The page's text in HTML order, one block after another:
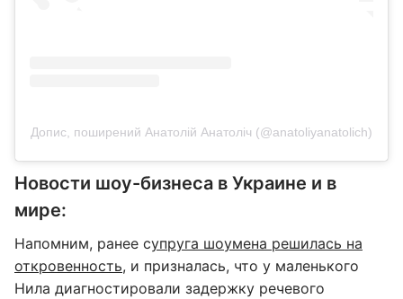
Допис, поширений Анатолій Анатоліч (@anatoliyanatolich)
Новости шоу-бизнеса в Украине и в
мире:
Напомним, ранее супруга шоумена решилась на
откровенность, и призналась, что у маленького
Нила диагностировали задержку речевого